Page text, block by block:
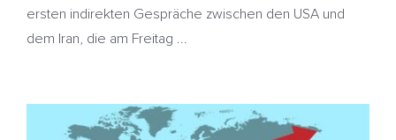
ersten indirekten Gespräche zwischen den USA und
dem Iran, die am Freitag ...